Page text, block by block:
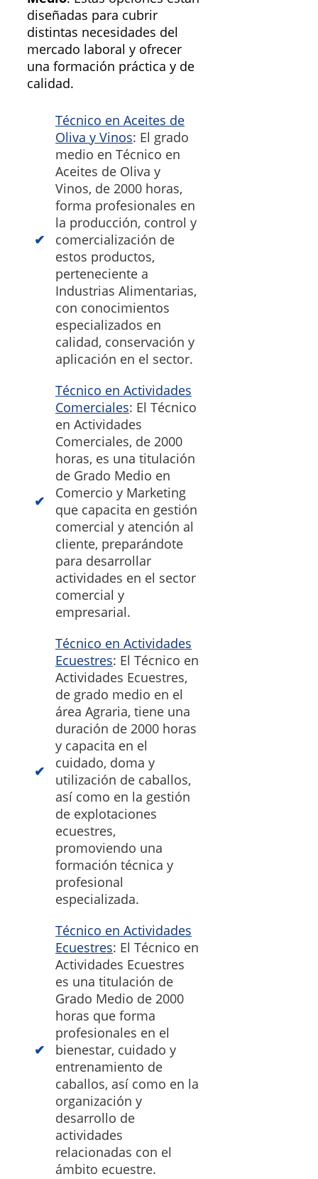
diseñadas para cubrir
distintas necesidades del
mercado laboral y ofrecer
una formación práctica y de
calidad.
Técnico en Aceites de
Oliva y Vinos: El grado
medio en Técnico en
Aceites de Oliva y
Vinos, de 2000 horas,
forma profesionales en
la producción, control y
comercialización de
estos productos,
perteneciente a
Industrias Alimentarias,
con conocimientos
especializados en
calidad, conservación y
aplicación en el sector.
Técnico en Actividades
Comerciales: El Técnico
en Actividades
Comerciales, de 2000
horas, es una titulación
de Grado Medio en
Comercio y Marketing
que capacita en gestión
comercial y atención al
cliente, preparándote
para desarrollar
actividades en el sector
comercial y
empresarial.
Técnico en Actividades
Ecuestres: El Técnico en
Actividades Ecuestres,
de grado medio en el
área Agraria, tiene una
duración de 2000 horas
y capacita en el
cuidado, doma y
utilización de caballos,
así como en la gestión
de explotaciones
ecuestres,
promoviendo una
formación técnica y
profesional
especializada.
Técnico en Actividades
Ecuestres: El Técnico en
Actividades Ecuestres
es una titulación de
Grado Medio de 2000
horas que forma
profesionales en el
bienestar, cuidado y
entrenamiento de
caballos, así como en la
organización y
desarrollo de
actividades
relacionadas con el
ámbito ecuestre.